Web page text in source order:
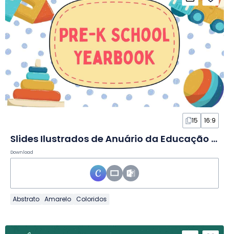
15 16:9
Slides Ilustrados de Anuário da Educação Infantil
Download
Abstrato Amarelo Coloridos